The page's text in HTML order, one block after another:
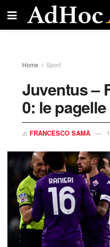
Home Sport
Juventus –
0: le pagelle
di FRANCESCO SAMÀ